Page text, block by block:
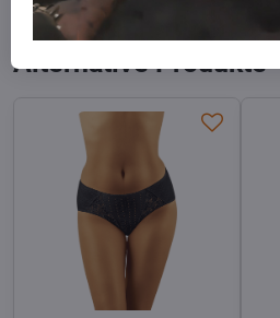
Facebook
Alternative Produkte